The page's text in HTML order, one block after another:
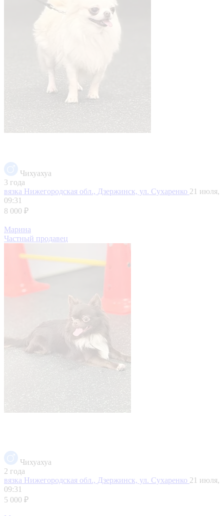
Чихуахуа
3 года
вязка Нижегородская обл., Дзержинск, ул. Сухаренко 21 июля,
09:31
8 000 ₽
Марина
Частный продавец
Чихуахуа
2 года
вязка Нижегородская обл., Дзержинск, ул. Сухаренко 21 июля,
09:31
5 000 ₽